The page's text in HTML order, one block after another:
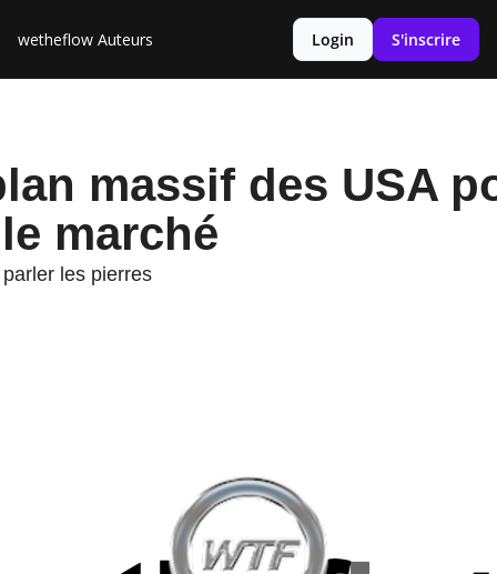
wetheflow Auteurs Login S'inscrire
massif des USA
marché
les pierres